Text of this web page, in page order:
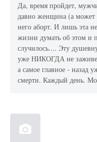
Да, время пройдет,
давно женщина (а может
него аборт. И лишь эта
жизни думать об этом и
случилось.... Эту
уже НИКОГДА не
а самое главное - назад
смерти. Каждый день.